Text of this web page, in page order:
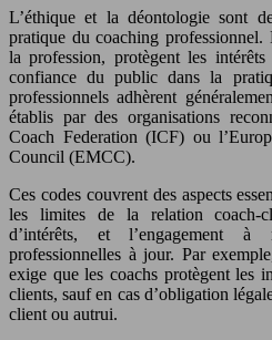
L’éthique et la déontologie sont
pratique du coaching professionnel.
la profession, protègent les
confiance du public dans la
professionnels adhèrent
établis par des organisations
Coach Federation (ICF) ou
Council (EMCC).
Ces codes couvrent des aspects
les limites de la relation coach-
d’intérêts, et l’engagement à
professionnelles à jour. Par
exige que les coachs protègent les
clients, sauf en cas d’obligation
client ou autrui.